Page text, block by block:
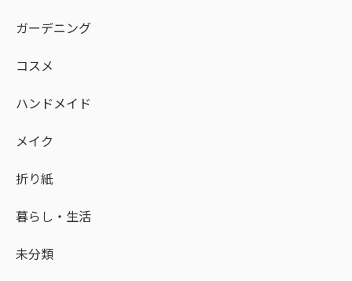
ガーデニング
コスメ
ハンドメイド
メイク
折り紙
暮らし・生活
未分類